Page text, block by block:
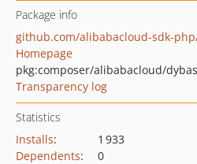
Package info
github.com/alibabacloud-sdk-
Homepage
pkg:composer/alibabacloud/
Transparency log
Statistics
Installs:
1 933
Dependents:
0